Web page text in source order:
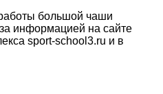
большой чаши
информацией на сайте
sport-school3.ru и в